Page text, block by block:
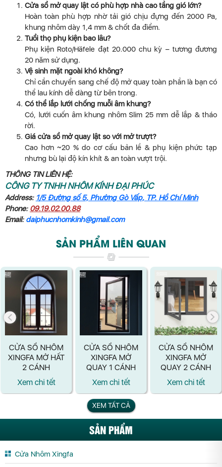
Cửa sổ mở quay lật có phù hợp nhà cao tầng gió lớn?
Hoàn toàn phù hợp nhờ tải gió chịu đựng đến 2000 Pa,
khung nhôm dày 1,4 mm & chốt đa điểm.
Tuổi thọ phụ kiện bao lâu?
Phụ kiện Roto/Häfele đạt 20.000 chu kỳ – tương đương
20 năm sử dụng.
Vệ sinh mặt ngoài khó không?
Chỉ cần chuyển sang chế độ mở quay toàn phần là bạn có
thể lau kính dễ dàng từ bên trong.
Có thể lắp lưới chống muỗi âm khung?
Có, lưới cuốn âm khung nhôm Slim 25 mm dễ lắp & tháo
rời.
Giá cửa sổ mở quay lật so với mở trượt?
Cao hơn ~20 % do cơ cấu bản lề & phụ kiện phức tạp
nhưng bù lại độ kín khít & an toàn vượt trội.
THÔNG TIN LIÊN HỆ:
CÔNG TY TNHH NHÔM KÍNH ĐẠI PHÚC
Address: 1/5 Đường số 5, Phường Gò Vấp, TP. Hồ Chí Minh
Phone: 09.19.02.00.88
Email: daiphucnhomkinh@gmail.com
SẢN PHẨM LIÊN QUAN
CỬA SỔ NHÔM
XINGFA MỞ HẤT
2 CÁNH
Xem chi tết
CỬA SỔ NHÔM
XINGFA MỞ
QUAY 1 CÁNH
Xem chi tết
CỬA SỔ NHÔM
XINGFA MỞ
QUAY 2 CÁNH
Xem chi tết
XEM TẤT CẢ
SẢN PHẨM
Cửa Nhôm Xingfa